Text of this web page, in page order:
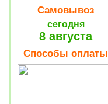
Самовывоз
сегодня
8 августа
Способы оплаты